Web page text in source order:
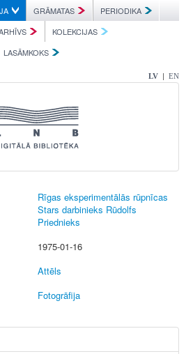
GRĀMATAS
PERIODIKA
KOLEKCIJAS
LASĀMKOKS
LV | EN
Rīgas eksperimentālās rūpnīcas
Stars darbinieks Rūdolfs
Priednieks
1975-01-16
Attēls
Fotogrāfija